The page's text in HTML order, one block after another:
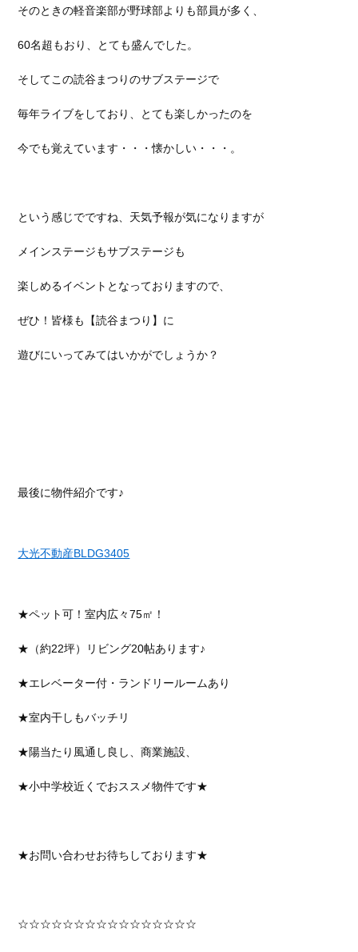
そのときの軽音楽部が野球部よりも部員が多く、
60名超もおり、とても盛んでした。
そしてこの読谷まつりのサブステージで
毎年ライブをしており、とても楽しかったのを
今でも覚えています・・・懐かしい・・・。
という感じでですね、天気予報が気になりますが
メインステージもサブステージも
楽しめるイベントとなっておりますので、
ぜひ！皆様も【読谷まつり】に
遊びにいってみてはいかがでしょうか？
最後に物件紹介です♪
大光不動産BLDG3405
★ペット可！室内広々75㎡！
★（約22坪）リビング20帖あります♪
★エレベーター付・ランドリールームあり
★室内干しもバッチリ
★陽当たり風通し良し、商業施設、
★小中学校近くでおススメ物件です★
★お問い合わせお待ちしております★
☆☆☆☆☆☆☆☆☆☆☆☆☆☆☆☆